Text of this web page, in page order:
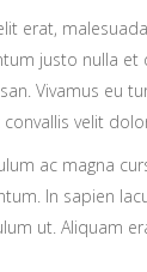
erat,
justo nulla et
Vivamus eu
convallis velit
ac magna
In sapien
ut. Aliquam